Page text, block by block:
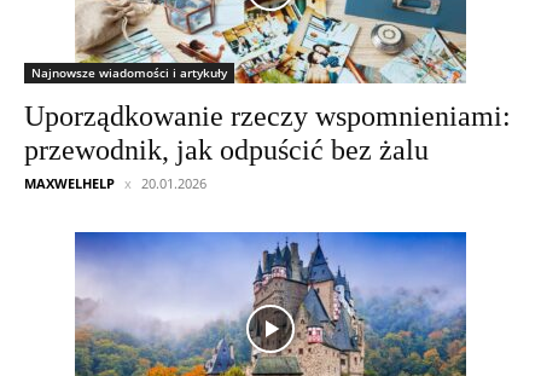
Najnowsze wiadomości i artykuły
Uporządkowanie rzeczy wspomnieniami:
przewodnik, jak odpuścić bez żalu
MAXWELHELP 20.01.2026